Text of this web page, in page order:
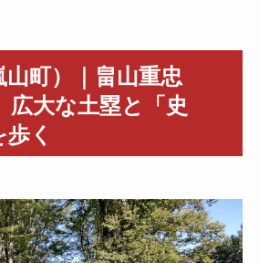
町）｜畠山重忠
広大な土塁と「史
く